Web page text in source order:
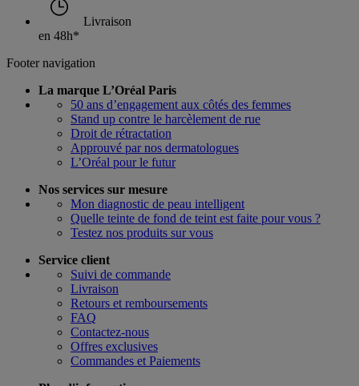
Livraison
en 48h*
Footer navigation
La marque L’Oréal Paris
50 ans d’engagement aux côtés des femmes
Stand up contre le harcèlement de rue
Droit de rétractation
Approuvé par nos dermatologues
L’Oréal pour le futur
Nos services sur mesure
Mon diagnostic de peau intelligent
Quelle teinte de fond de teint est faite pour vous ?
Testez nos produits sur vous
Service client
Suivi de commande
Livraison
Retours et remboursements
FAQ
Contactez-nous
Offres exclusives
Commandes et Paiements